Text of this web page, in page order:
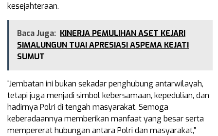
kesejahteraan.
Baca Juga: KINERJA PEMULIHAN ASET KEJARI
SIMALUNGUN TUAI APRESIASI ASPEMA KEJATI
SUMUT
“Jembatan ini bukan sekadar penghubung antarwilayah,
tetapi juga menjadi simbol kebersamaan, kepedulian, dan
hadirnya Polri di tengah masyarakat. Semoga
keberadaannya memberikan manfaat yang besar serta
mempererat hubungan antara Polri dan masyarakat,”